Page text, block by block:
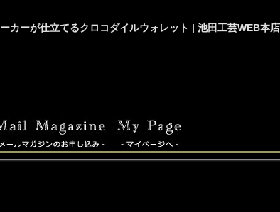
カーが仕立てるクロコダイルウォレット | 池田工芸WEB本店